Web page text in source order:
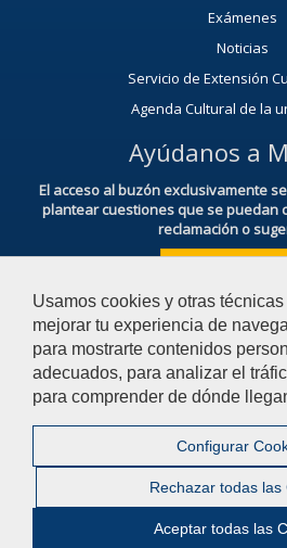
Usamos cookies y otras
mejorar tu experiencia de
para mostrarte contenidos
adecuados, para analizar el
para comprender de dónde
Configurar
Rechazar todas las
Aceptar todas las
Exámenes
Noticias
Servicio de Extensión
Agenda Cultural de la
Ayúdanos a
El acceso al buzón exclusivamente
plantear cuestiones que se puedan
reclamación o
Aviso Legal |
| Configurar